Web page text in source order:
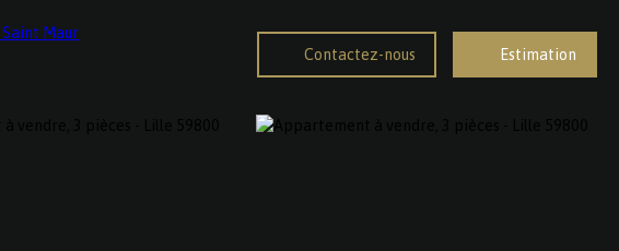
Contactez-nous Estimation